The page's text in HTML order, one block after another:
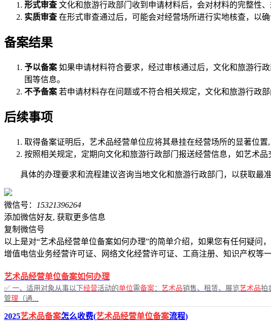
形式审查 文化和旅游行政部门收到申请材料后，会对材料的完整性
实质审查 在形式审查通过后，可能会对经营场所进行实地核查，以
备案结果
予以备案 如果申请材料符合要求，经过审核通过后，文化和旅游行
围等信息。
不予备案 若申请材料存在问题或不符合相关规定，文化和旅游行政
后续事项
取得备案证明后，艺术品经营单位应将其悬挂在经营场所的显著位置,
按照相关规定，定期向文化和旅游行政部门报送经营信息，如艺术品
具体的办理要求和流程建议咨询当地文化和旅游行政部门，以获取最准
微信号：
15321396264
添加微信好友, 获取更多信息
复制微信号
以上是对“艺术品经营单位备案如何办理”的简单介绍，如果您有任何疑问
增值电信业务经营许可证、网络文化经营许可证、工商注册、知识产权等
艺术品经营单位备案如何办理
✅ 一、适用对象从事以下经营活动的单位需备案： 艺术品销售、租赁、展览艺术品拍
管理 （通...
2025艺术品备案怎么收费(艺术品经营单位备案流程)